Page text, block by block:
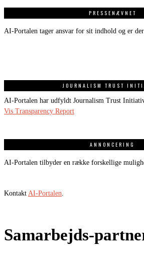
PRESSENÆVNET
AI-Portalen tager ansvar for sit indhold og er
JOURNALISM TRUST
AI-Portalen har udfyldt Journalism Trust
Vis Transparency Report
ANNONCERING
AI-Portalen tilbyder en række forskellige
Kontakt AI-Portalen
Samarbejds-